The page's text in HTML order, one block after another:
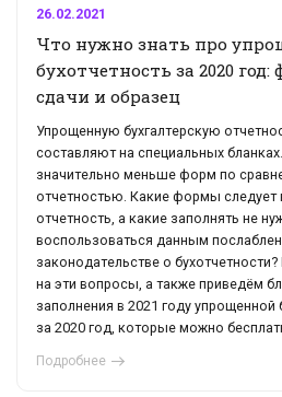
26.02.2021
Что нужно знать про
бухотчетность за 2020
сдачи и образец
Упрощенную бухгалтерскую
составляют на специальных
значительно меньше форм по
отчетностью. Какие формы
отчетность, а какие заполнять не
воспользоваться данным
законодательстве о
на эти вопросы, а также приведём
заполнения в 2021 году упрощенной
за 2020 год, которые можно
Подробнее